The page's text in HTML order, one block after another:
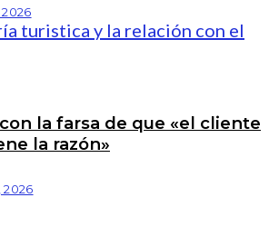
la farsa de que «el cliente
la razón»
2026